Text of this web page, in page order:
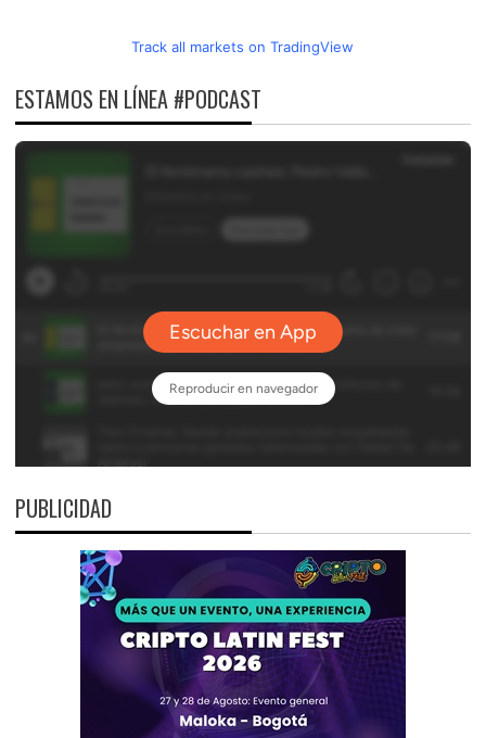
Track all markets on TradingView
ESTAMOS EN LÍNEA #PODCAST
PUBLICIDAD